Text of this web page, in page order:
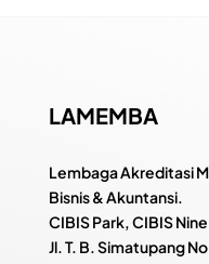
LAMEMBA
Lembaga Akreditasi
Bisnis & Akuntansi.
CIBIS Park, CIBIS
Jl. T. B. Simatupang